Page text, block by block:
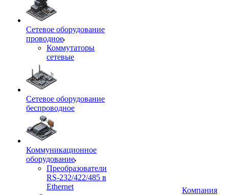
Сетевое оборудование
проводное
Коммутаторы
сетевые
Сетевое оборудование
беспроводное
Коммуникационное
оборудование
Преобразователи
RS-232/422/485 в
Ethernet
Компания